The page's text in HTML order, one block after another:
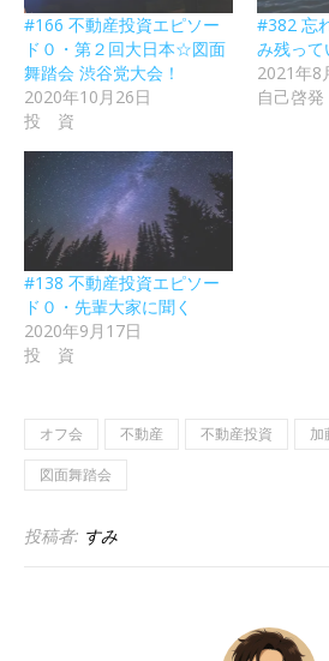
#166 不動産投資エピソー
ド０・第２回大日本☆図面
舞踏会 渋谷党大会！
2020年10月26日
投 資
#382 忘
み残って
2021年8
自己啓発
#138 不動産投資エピソー
ド０・先輩大家に聞く
2020年9月17日
投 資
オフ会 不動産 不動産投資
加
図面舞踏会
投稿者: すみ